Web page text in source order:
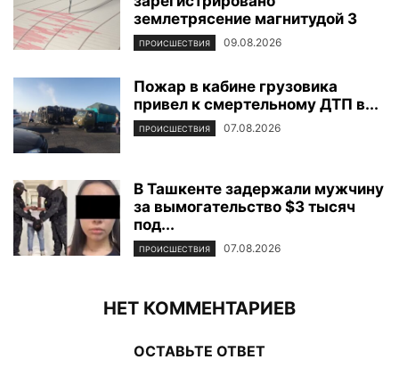
землетрясение магнитудой 3
ПРОИСШЕСТВИЯ 09.08.2026
Пожар в кабине грузовика
привел к смертельному ДТП в...
ПРОИСШЕСТВИЯ 07.08.2026
В Ташкенте задержали мужчину
за вымогательство $3 тысяч
под...
ПРОИСШЕСТВИЯ 07.08.2026
НЕТ КОММЕНТАРИЕВ
ОСТАВЬТЕ ОТВЕТ